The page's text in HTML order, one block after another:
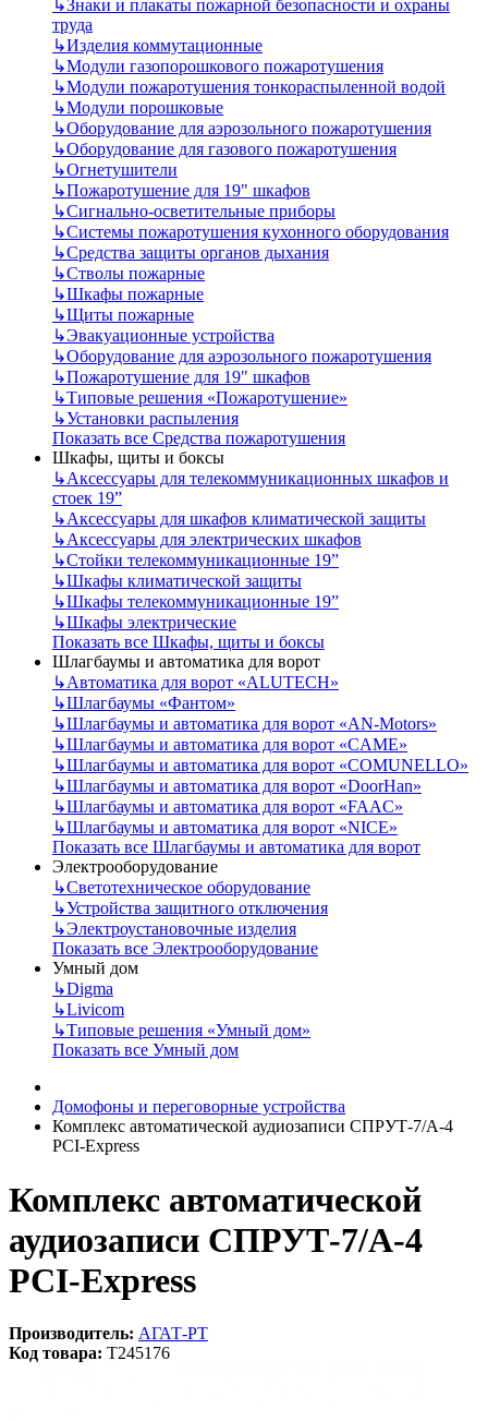
↳Знаки и плакаты пожарной безопасности и охраны
труда
↳Изделия коммутационные
↳Модули газопорошкового пожаротушения
↳Модули пожаротушения тонкораспыленной водой
↳Модули порошковые
↳Оборудование для аэрозольного пожаротушения
↳Оборудование для газового пожаротушения
↳Огнетушители
↳Пожаротушение для 19" шкафов
↳Сигнально-осветительные приборы
↳Системы пожаротушения кухонного оборудования
↳Средства защиты органов дыхания
↳Стволы пожарные
↳Шкафы пожарные
↳Щиты пожарные
↳Эвакуационные устройства
↳Оборудование для аэрозольного пожаротушения
↳Пожаротушение для 19" шкафов
↳Типовые решения «Пожаротушение»
↳Установки распыления
Показать все Средства пожаротушения
Шкафы, щиты и боксы
↳Аксессуары для телекоммуникационных шкафов и
стоек 19”
↳Аксессуары для шкафов климатической защиты
↳Аксессуары для электрических шкафов
↳Стойки телекоммуникационные 19”
↳Шкафы климатической защиты
↳Шкафы телекоммуникационные 19”
↳Шкафы электрические
Показать все Шкафы, щиты и боксы
Шлагбаумы и автоматика для ворот
↳Автоматика для ворот «ALUTECH»
↳Шлагбаумы «Фантом»
↳Шлагбаумы и автоматика для ворот «AN-Motors»
↳Шлагбаумы и автоматика для ворот «CAME»
↳Шлагбаумы и автоматика для ворот «COMUNELLO»
↳Шлагбаумы и автоматика для ворот «DoorHan»
↳Шлагбаумы и автоматика для ворот «FAAC»
↳Шлагбаумы и автоматика для ворот «NICE»
Показать все Шлагбаумы и автоматика для ворот
Электрооборудование
↳Светотехническое оборудование
↳Устройства защитного отключения
↳Электроустановочные изделия
Показать все Электрооборудование
Умный дом
↳Digma
↳Livicom
↳Типовые решения «Умный дом»
Показать все Умный дом
Домофоны и переговорные устройства
Комплекс автоматической аудиозаписи СПРУТ-7/А-4
PCI-Express
Комплекс автоматической
аудиозаписи СПРУТ-7/А-4
PCI-Express
Производитель: АГАТ-РТ
Код товара: T245176